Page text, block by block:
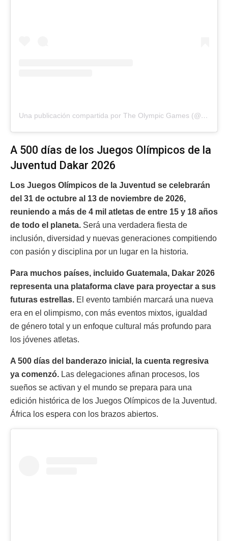
Una publicación compartida por The Olympic Games (@olympics)
A 500 días de los Juegos Olímpicos de la
Juventud Dakar 2026
Los Juegos Olímpicos de la Juventud se celebrarán
del 31 de octubre al 13 de noviembre de 2026,
reuniendo a más de 4 mil atletas de entre 15 y 18 años
de todo el planeta. Será una verdadera fiesta de
inclusión, diversidad y nuevas generaciones compitiendo
con pasión y disciplina por un lugar en la historia.
Para muchos países, incluido Guatemala, Dakar 2026
representa una plataforma clave para proyectar a sus
futuras estrellas. El evento también marcará una nueva
era en el olimpismo, con más eventos mixtos, igualdad
de género total y un enfoque cultural más profundo para
los jóvenes atletas.
A 500 días del banderazo inicial, la cuenta regresiva
ya comenzó. Las delegaciones afinan procesos, los
sueños se activan y el mundo se prepara para una
edición histórica de los Juegos Olímpicos de la Juventud.
África los espera con los brazos abiertos.